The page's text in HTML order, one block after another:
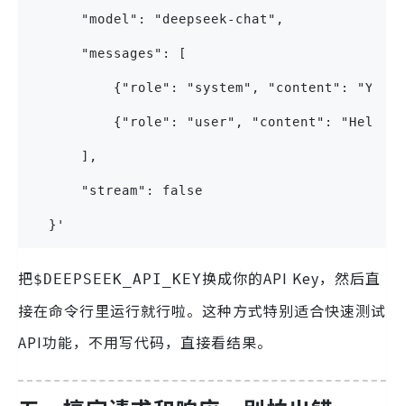
      "model": "deepseek-chat",
      "messages": [
{"role": "system", "content": "You
{"role": "user", "content":
      ],
      "stream": false
  }'
把$DEEPSEEK_API_KEY换成你的API Key，然后直
接在命令行里运行就行啦。这种方式特别适合快速测试
API功能，不用写代码，直接看结果。